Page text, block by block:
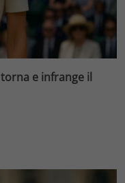
e infrange il